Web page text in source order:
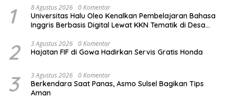
1 8 Agustus 2026 0 Komentar
Universitas Halu Oleo Kenalkan Pembelajaran Bahasa
Inggris Berbasis Digital Lewat KKN Tematik di Desa
2 3 Agustus 2026 0 Komentar
Hajatan FIF di Gowa Hadirkan Servis Gratis Honda
3 3 Agustus 2026 0 Komentar
Berkendara Saat Panas, Asmo Sulsel Bagikan Tips
Aman